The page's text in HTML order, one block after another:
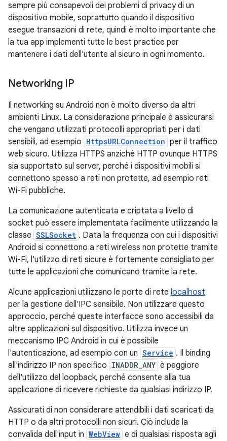
sempre più consapevoli dei problemi di privacy di un
dispositivo mobile, soprattutto quando il dispositivo
esegue transazioni di rete, quindi è molto importante che
la tua app implementi tutte le best practice per
mantenere i dati dell'utente al sicuro in ogni momento.
Networking IP
Il networking su Android non è molto diverso da altri
ambienti Linux. La considerazione principale è assicurarsi
che vengano utilizzati protocolli appropriati per i dati
sensibili, ad esempio HttpsURLConnection per il traffico
web sicuro. Utilizza HTTPS anziché HTTP ovunque HTTPS
sia supportato sul server, perché i dispositivi mobili si
connettono spesso a reti non protette, ad esempio reti
Wi-Fi pubbliche.
La comunicazione autenticata e criptata a livello di
socket può essere implementata facilmente utilizzando la
classe SSLSocket . Data la frequenza con cui i dispositivi
Android si connettono a reti wireless non protette tramite
Wi-Fi, l'utilizzo di reti sicure è fortemente consigliato per
tutte le applicazioni che comunicano tramite la rete.
Alcune applicazioni utilizzano le porte di rete localhost
per la gestione dell'IPC sensibile. Non utilizzare questo
approccio, perché queste interfacce sono accessibili da
altre applicazioni sul dispositivo. Utilizza invece un
meccanismo IPC Android in cui è possibile
l'autenticazione, ad esempio con un Service . Il binding
all'indirizzo IP non specifico INADDR_ANY è peggiore
dell'utilizzo del loopback, perché consente alla tua
applicazione di ricevere richieste da qualsiasi indirizzo IP.
Assicurati di non considerare attendibili i dati scaricati da
HTTP o da altri protocolli non sicuri. Ciò include la
convalida dell'input in WebView e di qualsiasi risposta agli